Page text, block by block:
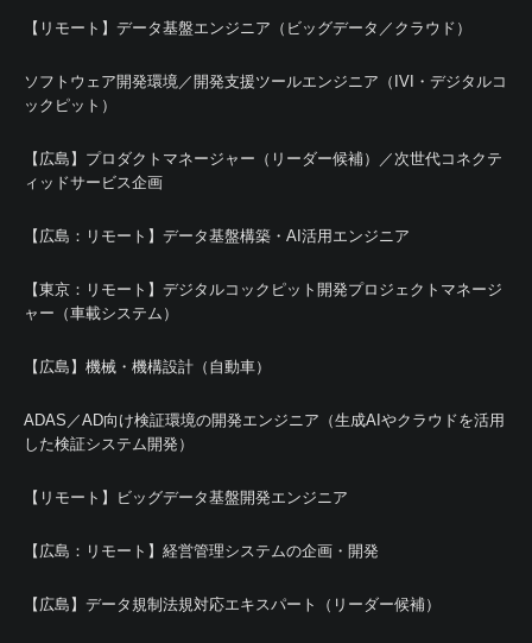
【リモート】データ基盤エンジニア（ビッグデータ／クラウド）
ソフトウェア開発環境／開発支援ツールエンジニア（IVI・デジタルコ
ックピット）
【広島】プロダクトマネージャー（リーダー候補）／次世代コネクテ
ィッドサービス企画
【広島：リモート】データ基盤構築・AI活用エンジニア
【東京：リモート】デジタルコックピット開発プロジェクトマネージ
ャー（車載システム）
【広島】機械・機構設計（自動車）
ADAS／AD向け検証環境の開発エンジニア（生成AIやクラウドを活用
した検証システム開発）
【リモート】ビッグデータ基盤開発エンジニア
【広島：リモート】経営管理システムの企画・開発
【広島】データ規制法規対応エキスパート（リーダー候補）